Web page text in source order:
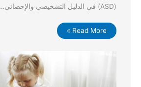
(ASD) في الدليل التشخيصي والإحصائي…
Read More »